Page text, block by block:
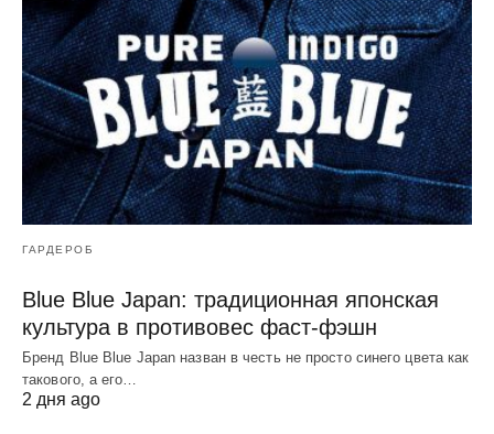
ГАРДЕРОБ
Blue Blue Japan: традиционная японская
культура в противовес фаст-фэшн
Бренд Blue Blue Japan назван в честь не просто синего цвета как
такового, а его…
2 дня ago